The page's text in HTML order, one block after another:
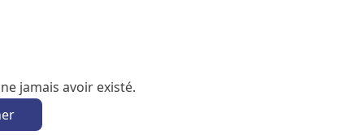
jamais avoir existé.